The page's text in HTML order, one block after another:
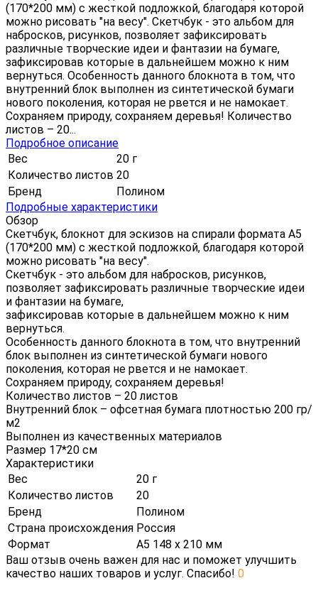
(170*200 мм) с жесткой подложкой, благодаря которой
можно рисовать "на весу". Скетчбук - это альбом для
набросков, рисунков, позволяет зафиксировать
различные творческие идеи и фантазии на бумаге,
зафиксировав которые в дальнейшем можно к ним
вернуться. Особенность данного блокнота в том, что
внутренний блок выполнен из синтетической бумаги
нового поколения, которая не рвется и не намокает.
Сохраняем природу, сохраняем деревья! Количество
листов – 20...
Подробное описание
Вес
20 г
Количество листов 20
Бренд
Полином
Подробные характеристики
Обзор
Скетчбук, блокнот для эскизов на спирали формата А5
(170*200 мм) с жесткой подложкой, благодаря которой
можно рисовать "на весу".
Скетчбук - это альбом для набросков, рисунков,
позволяет зафиксировать различные творческие идеи
и фантазии на бумаге,
зафиксировав которые в дальнейшем можно к ним
вернуться.
Особенность данного блокнота в том, что внутренний
блок выполнен из синтетической бумаги нового
поколения, которая не рвется и не намокает.
Сохраняем природу, сохраняем деревья!
Количество листов – 20 листов
Внутренний блок – офсетная бумага плотностью 200 гр/
м2
Выполнен из качественных материалов
Размер 17*20 см
Характеристики
Вес
20 г
Количество листов
20
Бренд
Полином
Страна происхождения Россия
Формат
А5 148 х 210 мм
Ваш отзыв очень важен для нас и поможет улучшить
качество наших товаров и услуг. Спасибо! 0